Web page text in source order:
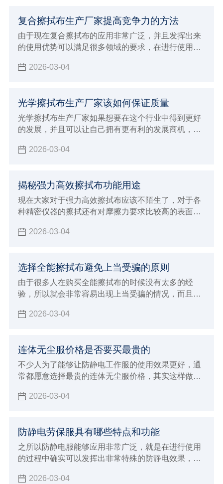
复合擦拭布生产厂家提高竞争力的方法
由于现在复合擦拭布的应用非常广泛，并且发挥出来
的使用优势可以满足很多领域的要求，在进行使用的
的使用体验能够发挥出更好的功能性，大众消费者在
景非常广阔，但是竞争力也是非常激烈，如果想要得
到大众消费者的支持和认可，并且能够给予非常高的
好评，一定要注意下面这些提高竞争力的方法。
2026-03-04
光学擦拭布生产厂家该如何保证质量
光学擦拭布生产厂家如果想要在这个行业中得到更好
的发展，并且可以让自己拥有更有利的发展商机，建
个行业的发展动态，最重要的是了解大众消费者的需
发展才会更有竞争优势，由于现在生产光学擦拭布的
厂家越来越多，建议大家必须要保证生产质量，才能
够让自己未来的发展得到促进。
2026-03-04
揭秘强力高效擦拭布功能用途
现在大家对于强力高效擦拭布应该不陌生了，对于各
种精密仪器的擦拭还有对摩擦力要求比较高的表面擦
磨损和划痕，自然就可以让清洁的效果更加彻底
2026-03-04
选择全能擦拭布避免上当受骗的原则
由于很多人在购买全能擦拭布的时候没有太多的经
验，所以就会非常容易出现上当受骗的情况，而且现
牌也开始层出不穷，所以规格型号那边也开始更加多
介绍一下，进行购买全能擦拭布过程中如何避免上当
受骗？该注意哪些非常重要的原则和标准呢。
2026-03-04
连体无尘服价格是否要买最贵的
不少人为了能够让防静电工作服的使用效果更好，通
常都愿意选择最贵的连体无尘服价格，其实这样做的
2026-03-04
防静电劳保服具有哪些特点和功能
之所以防静电服能够应用非常广泛，就是在进行使用
的过程中确实可以发挥出非常特殊的防静电效果，对
电劳保服确实也能够给大家带来更好的穿着效果，在
2026-03-04